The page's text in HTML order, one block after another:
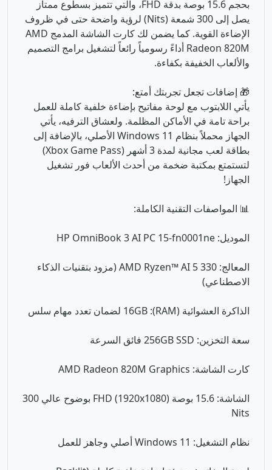
بحجم 15.6 بوصة بدقة FHD، والتي تتميز بسطوع ممتاز
يصل إلى 300 شمعة (Nits) لرؤية واضحة حتى في ظروف
الإضاءة القوية. كما يضمن لك كارت الشاشة المدمج AMD
Radeon 820M أداءً رسومياً رائعاً لتشغيل برامج التصميم
والألعاب الخفيفة بكفاءة.
🎁 إضافات تجعل تجربتك أمتع:
يأتي اللابتوب مع لوحة مفاتيح بإضاءة خلفية كاملة للعمل
براحة تامة في الأماكن المظلمة. ولعشاق الترفيه، يأتي
الجهاز محملاً بنظام Windows 11 الأصلي، بالإضافة إلى
بطاقة لعب مجانية لمدة 3 أشهر (Xbox Game Pass)
لتستمتع بمكتبة ضخمة من أحدث الألعاب فور تشغيل
الجهاز!
📊 المواصفات التقنية الكاملة:
الموديل: HP OmniBook 3 AI PC 15-fn0001ne
المعالج: AMD Ryzen™ AI 5 330 (مزود بتقنيات الذكاء
الاصطناعي)
الذاكرة العشوائية (RAM): 16GB لضمان تعدد مهام سلس
سعة التخزين: 256GB SSD فائق السرعة
كارت الشاشة: AMD Radeon 820M Graphics
الشاشة: 15.6 بوصة (1920x1080) FHD بوضوح عالي 300
Nits
نظام التشغيل: Windows 11 أصلي وجاهز للعمل